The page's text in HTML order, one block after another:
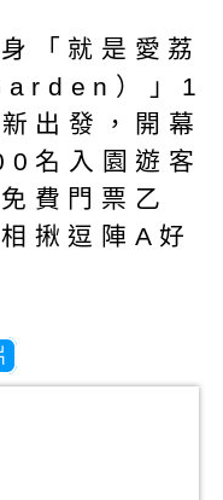
「就是愛荔
）」1
出發，開幕
名入園遊客
費門票乙
揪逗陣A好